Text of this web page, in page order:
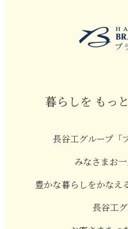
暮らしを もっ
長谷工グループ「
みなさまお
豊かな暮らしをかなえ
長谷工